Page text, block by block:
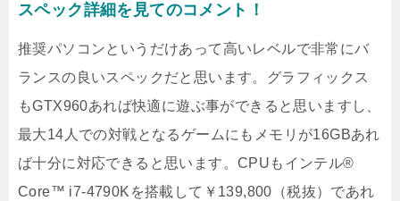
スペック詳細を見てのコメント！
推奨パソコンというだけあって高いレベルで非常にバ
ランスの良いスペックだと思います。グラフィックス
もGTX960あれば快適に遊ぶ事ができると思いますし、
最大14人での対戦となるゲームにもメモリが16GBあれ
ば十分に対応できると思います。CPUもインテル®
Core™ i7-4790Kを搭載して￥139,800（税抜）であれ